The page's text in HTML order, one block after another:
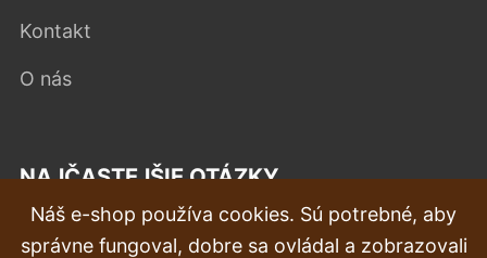
Kontakt
O nás
NAJČASTEJŠIE OTÁZKY
Reklamácia
Náš e-shop používa cookies. Sú potrebné, aby
správne fungoval, dobre sa ovládal a zobrazovali